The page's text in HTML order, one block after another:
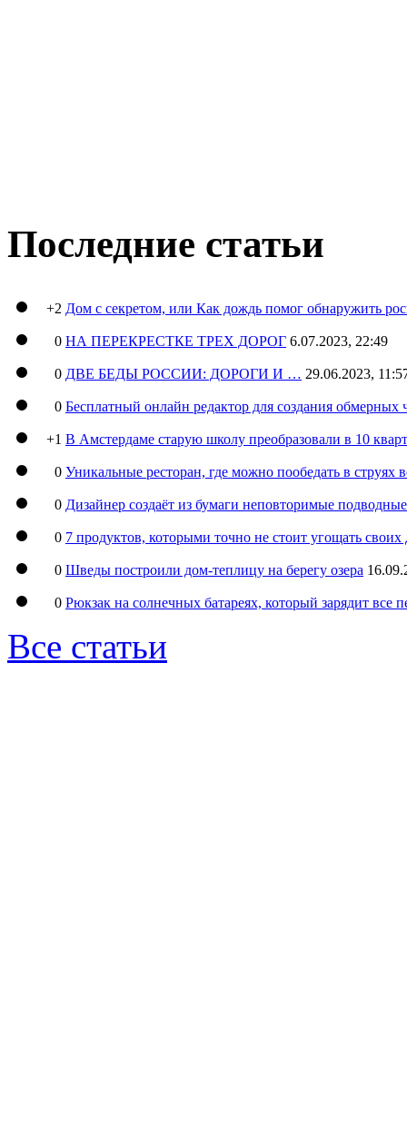
Последние статьи
+2 Дом с секретом, или Как дождь помог обнаружить
0 НА ПЕРЕКРЕСТКЕ ТРЕХ ДОРОГ 6.07.2023, 22:49
0 ДВЕ БЕДЫ РОССИИ: ДОРОГИ И … 29.06.2023,
0 Бесплатный онлайн редактор для создания обмерных
+1 В Амстердаме старую школу преобразовали в 10
0 Уникальные ресторан, где можно пообедать в струях
0 Дизайнер создаёт из бумаги неповторимые
0 7 продуктов, которыми точно не стоит угощать
0 Шведы построили дом-теплицу на берегу озера
0 Рюкзак на солнечных батареях, который зарядит все
Все статьи